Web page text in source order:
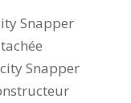
Snapper
Snapper